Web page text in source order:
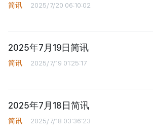
简讯 2025/7/20 06:10:02
2025年7月19日简讯
简讯 2025/7/19 01:25:17
2025年7月18日简讯
简讯 2025/7/18 03:36:23